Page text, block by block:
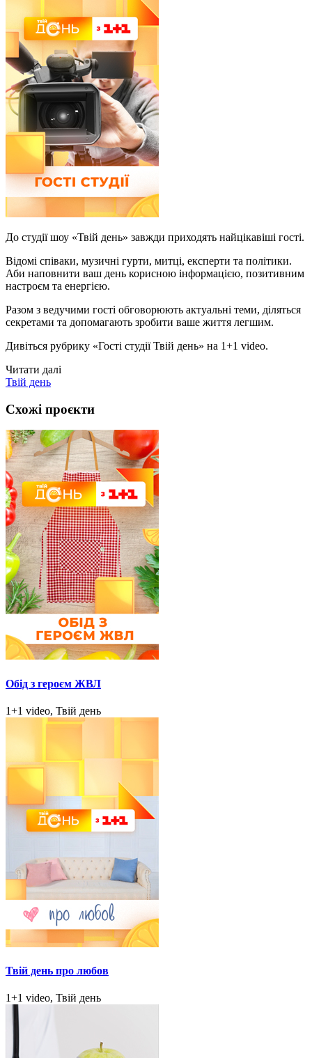
До студії шоу «Твій день» завжди приходять найцікавіші гості.
Відомі співаки, музичні гурти, митці, експерти та політики.
Аби наповнити ваш день корисною інформацією, позитивним
настроєм та енергією.
Разом з ведучими гості обговорюють актуальні теми, діляться
секретами та допомагають зробити ваше життя легшим.
Дивіться рубрику «Гості студії Твій день» на 1+1 video.
Читати далі
Твій день
Схожі проєкти
Обід з героєм ЖВЛ
1+1 video, Твій день
Твій день про любов
1+1 video, Твій день